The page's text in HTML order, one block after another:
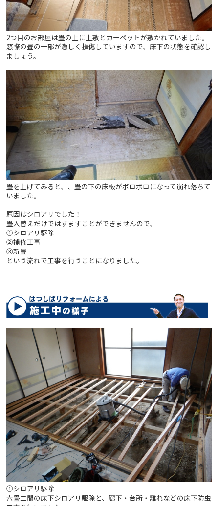
2つ目のお部屋は畳の上に上敷とカーペットが敷かれていました。
窓際の畳の一部が激しく損傷していますので、床下の状態を確認し
ましょう。
畳を上げてみると、、畳の下の床板がボロボロになって崩れ落ちて
いました。
原因はシロアリでした！
畳入替えだけではすますことができませんので、
①シロアリ駆除
②補修工事
③新畳
という流れで工事を行うことになりました。
①シロアリ駆除
六畳二間の床下シロアリ駆除と、廊下・台所・離れなどの床下防虫